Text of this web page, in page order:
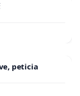
peticia